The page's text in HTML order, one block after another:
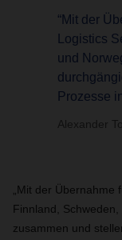
“Mit der
Logistics
und
Prozesse
Alexander
„Mit der
Finnland,
zusammen und